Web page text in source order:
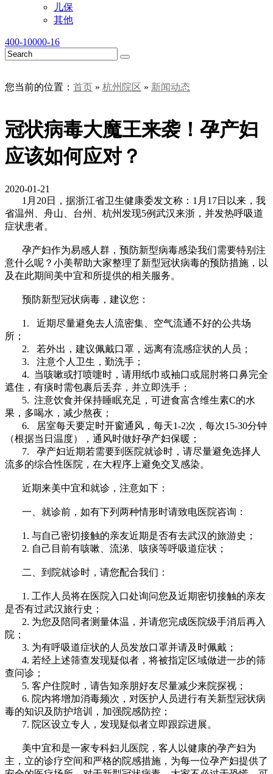
儿保
其他
400-10000-16
您当前的位置： 首页 » 杭州院区 » 新闻动态
冠状病毒大魔王来袭！孕产妇
应该如何应对？
2020-01-21
1月20日，据浙江省卫生健康委发文称：1月17日以来，我
省温州、舟山、台州、杭州发现5例武汉来浙，并发热呼吸道
症状患者。
孕产妇作为易感人群，预防新型病毒感染我们需要特别注
意什么呢？小美帮助大家整理了新型冠状病毒的预防措施，以
及在此期间美中宜和所提供的相关服务。
预防新型冠状病毒，建议您：
1. 近期尽量避免去人流密集、空气流通不好的公共场
所；
2. 若外出，建议佩戴口罩，远离有流感症状的人员；
3. 注意个人卫生，勤洗手；
4. 当咳嗽或打喷嚏时，请用纸巾或袖口或屈肘将口鼻完全
遮住，有痰时需包裹后丢弃，并立即洗手；
5. 注意饮食并保持睡眠充足，可进食富含维生素C的水
果，多喝水，减少熬夜；
6. 居室每天要定时开窗通风，每天1-2次，每次15-30分钟
（根据当日温度），通风时做好孕产妇保暖；
7. 孕产妇近期若需要到医院就诊时，请尽量避免选择人
流多的综合性医院，在大程序上避免交叉感染。
近期来美中宜和就诊，注意如下：
一、就诊前，如有下列两种情形时请致电医院咨询：
1. 与自己密切接触的亲友近期是否有去武汉的旅游史；
2. 自己目前有咳嗽、流涕、咳痰等呼吸道症状；
二、到院就诊时，请您配合我们：
1. 工作人员将在医院入口处询问您及近期密切接触的亲友
是否有过武汉旅行史；
2. 为您及陪同者测量体温，并请您完成医院级手消后再入
院；
3. 为有呼吸道症状的人员发放口罩并请及时佩戴；
4. 若经上述筛查发现疑似者，将被指定区域做进一步的筛
查问诊；
5. 客户住院时，请告知亲朋好友尽量减少来院探视；
6. 院内将增加消毒频次，对医护人员进行有关新型冠状病
毒的知识及防护培训，加强院感防控；
7. 院区设立专人，发现疑似者立即跟踪进展。
美中宜和是一家专科妇儿医院，客人以健康的孕产妇为
主，立的诊疗空间和严格的院感措施，为每一位孕产妇提供了